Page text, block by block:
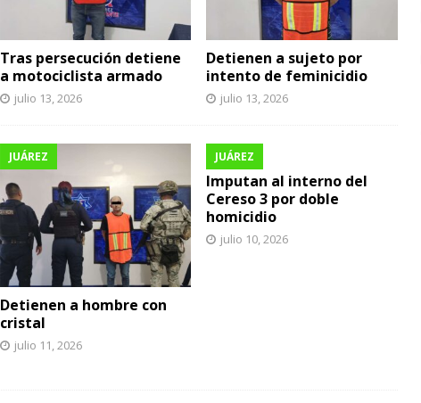
Tras persecución detiene
a motociclista armado
julio 13, 2026
Detienen a sujeto por
intento de feminicidio
julio 13, 2026
JUÁREZ
Detienen a hombre con
cristal
julio 11, 2026
JUÁREZ
Imputan al interno del
Cereso 3 por doble
homicidio
julio 10, 2026